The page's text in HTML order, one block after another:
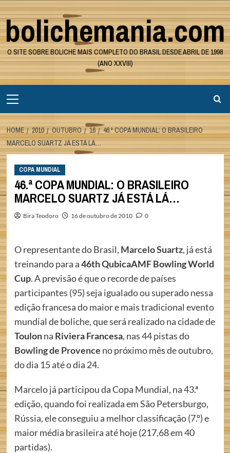
Skip
to
content
bolichemania.com
O SITE SOBRE BOLICHE MAIS COMPLETO DO BRASIL DESDE ABRIL DE 1998
(ANO XXVIII)
Menu
HOME 2010 OUTUBRO 16
46.ª COPA MUNDIAL: O BRASILEIRO
MARCELO SUARTZ JÁ ESTÁ LÁ…
COPA MUNDIAL
46.ª COPA MUNDIAL: O BRASILEIRO
MARCELO SUARTZ JÁ ESTÁ LÁ…
Bira Teodoro 16 de outubro de 2010 0
O representante do Brasil, Marcelo Suartz, já está
treinando para a46th QubicaAMF Bowling World
Cup. A previsão é que o recorde de países
participantes (95) seja igualado ou superado nessa
edição francesa do maior e mais tradicional evento
mundial de boliche, que será realizado na cidade de
Toulonna Riviera Francesa, nas 44 pistas do
Bowling de Provence no próximo mês de outubro,
do dia 15 até o dia 24.
Marcelo já participou da Copa Mundial, na 43.ª
edição, quando foi realizada em São Petersburgo,
Rússia, ele conseguiu a melhor classificação (7.º) e
maior média brasileira até hoje (217,68 em 40
partidas).